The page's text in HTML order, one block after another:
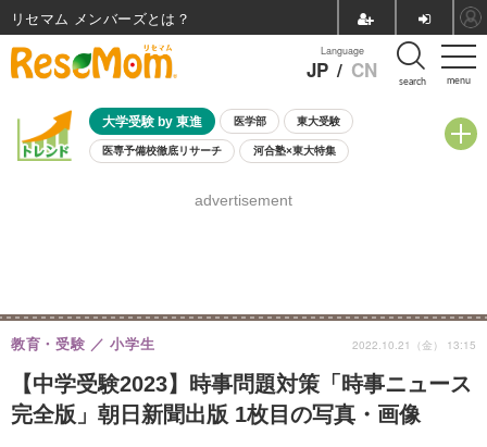
menu
Language
JP / CN search
大学受験 by 東進 医学部 東大受験
医専予備校徹底リサーチ 河合塾×東大特集
8月開催学校説明会・相談会
advertisement
【中学受験2023】時事問題対策「時事ニュース
完全版」朝日新聞出版 1枚目の写真・画像
教育・受験 小学生 2022.10.21（金） 13:15
リセマム メンバーズ